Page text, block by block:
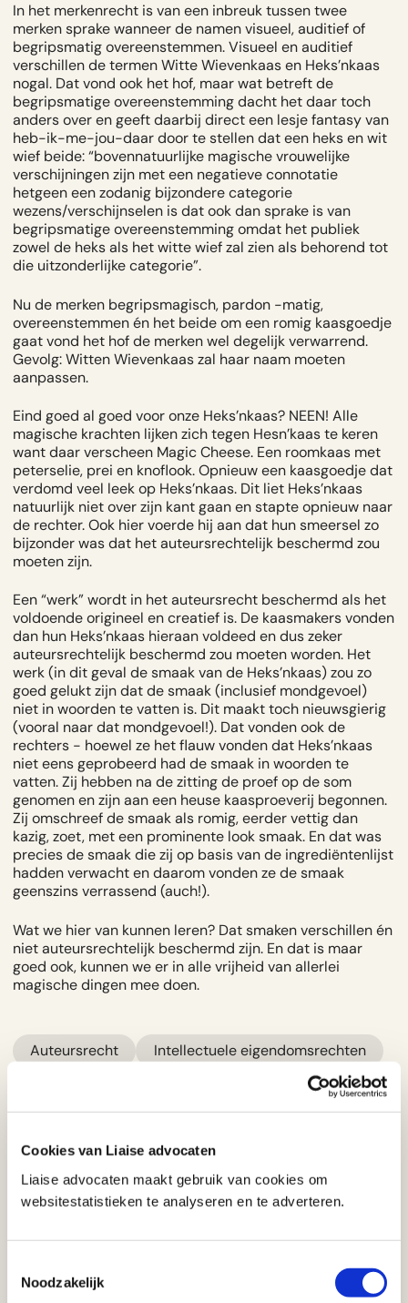
Cookies van Liaise advocaten
Liaise advocaten maakt gebruik van cookies om
websitestatistieken te analyseren en te adverteren.
Noodzakelijk
In het merkenrecht is van een inbreuk tussen twee
merken sprake wanneer de namen visueel, auditief of
begripsmatig overeenstemmen. Visueel en auditief
verschillen de termen Witte Wievenkaas en Heks’nkaas
nogal. Dat vond ook het hof, maar wat betreft de
begripsmatige overeenstemming dacht het daar toch
anders over en geeft daarbij direct een lesje fantasy van
heb-ik-me-jou-daar door te stellen dat een heks en wit
wief beide: “bovennatuurlijke magische vrouwelijke
verschijningen zijn met een negatieve connotatie
hetgeen een zodanig bijzondere categorie
wezens/verschijnselen is dat ook dan sprake is van
begripsmatige overeenstemming omdat het publiek
zowel de heks als het witte wief zal zien als behorend tot
die uitzonderlijke categorie”.
Nu de merken begripsmagisch, pardon -matig,
overeenstemmen én het beide om een romig kaasgoedje
gaat vond het hof de merken wel degelijk verwarrend.
Gevolg: Witten Wievenkaas zal haar naam moeten
aanpassen.
Eind goed al goed voor onze Heks’nkaas? NEEN! Alle
magische krachten lijken zich tegen Hesn’kaas te keren
want daar verscheen Magic Cheese. Een roomkaas met
peterselie, prei en knoflook. Opnieuw een kaasgoedje dat
verdomd veel leek op Heks’nkaas. Dit liet Heks’nkaas
natuurlijk niet over zijn kant gaan en stapte opnieuw naar
de rechter. Ook hier voerde hij aan dat hun smeersel zo
bijzonder was dat het auteursrechtelijk beschermd zou
moeten zijn.
Een “werk” wordt in het auteursrecht beschermd als het
voldoende origineel en creatief is. De kaasmakers vonden
dan hun Heks’nkaas hieraan voldeed en dus zeker
auteursrechtelijk beschermd zou moeten worden. Het
werk (in dit geval de smaak van de Heks’nkaas) zou zo
goed gelukt zijn dat de smaak (inclusief mondgevoel)
niet in woorden te vatten is. Dit maakt toch nieuwsgierig
(vooral naar dat mondgevoel!). Dat vonden ook de
rechters - hoewel ze het flauw vonden dat Heks’nkaas
niet eens geprobeerd had de smaak in woorden te
vatten. Zij hebben na de zitting de proef op de som
genomen en zijn aan een heuse kaasproeverij begonnen.
Zij omschreef de smaak als romig, eerder vettig dan
kazig, zoet, met een prominente look smaak. En dat was
precies de smaak die zij op basis van de ingrediëntenlijst
hadden verwacht en daarom vonden ze de smaak
geenszins verrassend (auch!).
Wat we hier van kunnen leren? Dat smaken verschillen én
niet auteursrechtelijk beschermd zijn. En dat is maar
goed ook, kunnen we er in alle vrijheid van allerlei
magische dingen mee doen.
Auteursrecht
Intellectuele eigendomsrechten
Merel Teunissen
Advocaat
gebied van mediarecht, filmrecht,
auteursrecht, privacyrecht,
contractenrecht en intellectueel